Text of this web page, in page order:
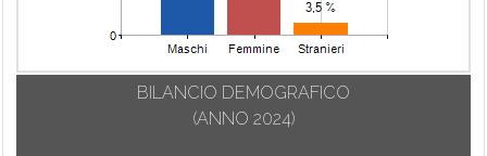
BILANCIO DEMOGRAFICO
(ANNO 2024)